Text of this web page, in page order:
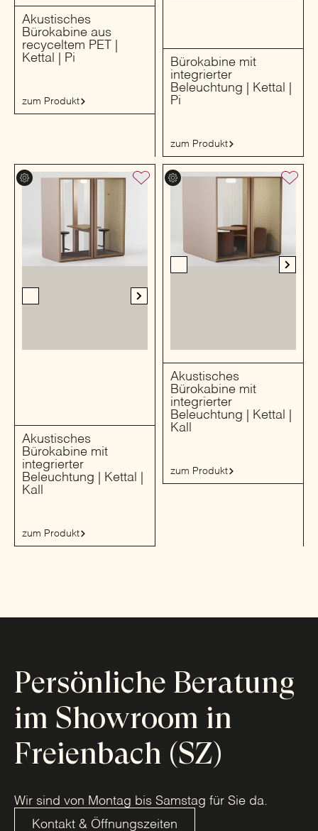
Akustisches
Bürokabine aus
recyceltem PET |
Kettal | Pi
zum Produkt
Bürokabine mit
integrierter
Beleuchtung | Kettal |
Pi
zum Produkt
Akustisches
Bürokabine mit
integrierter
Beleuchtung | Kettal |
Kall
zum Produkt
Akustisches
Bürokabine mit
integrierter
Beleuchtung | Kettal |
Kall
zum Produkt
Persönliche Beratung
im Showroom in
Freienbach (SZ)
Wir sind von Montag bis Samstag für Sie da.
Kontakt & Öffnungszeiten